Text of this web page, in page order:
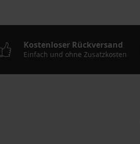
Kostenloser Rückversand
Einfach und ohne Zusatzkosten